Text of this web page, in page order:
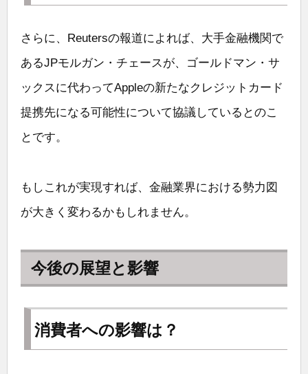
さらに、Reutersの報道によれば、大手金融機関で
あるJPモルガン・チェースが、ゴールドマン・サ
ックスに代わってAppleの新たなクレジットカード
提携先になる可能性について協議しているとのこ
とです。
もしこれが実現すれば、金融業界における勢力図
が大きく変わるかもしれません。
今後の展望と影響
消費者への影響は？